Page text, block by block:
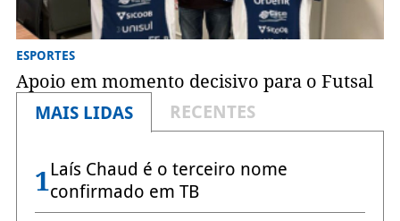
ESPORTES
Apoio em momento decisivo para o Futsal
MAIS LIDAS
RECENTES
1Laís Chaud é o terceiro nome
confirmado em TB